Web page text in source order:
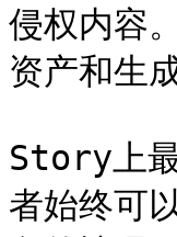
侵权内容
资产和生
Story上
者始终可